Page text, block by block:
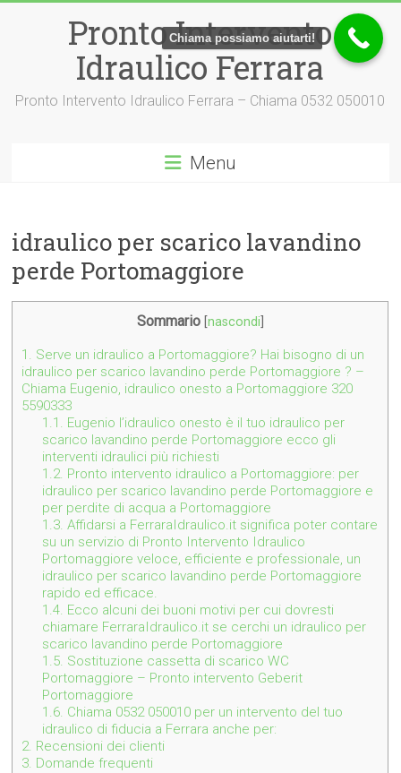
Pronto Intervento
Idraulico Ferrara
Pronto Intervento Idraulico Ferrara – Chiama 0532 050010
Menu
idraulico per scarico lavandino
perde Portomaggiore
Sommario nascondi
1. Serve un idraulico a Portomaggiore? Hai bisogno di un
idraulico per scarico lavandino perde Portomaggiore ? –
Chiama Eugenio, idraulico onesto a Portomaggiore 320
5590333
1.1. Eugenio l’idraulico onesto è il tuo idraulico per
scarico lavandino perde Portomaggiore ecco gli
interventi idraulici più richiesti
1.2. Pronto intervento idraulico a Portomaggiore: per
idraulico per scarico lavandino perde Portomaggiore e
per perdite di acqua a Portomaggiore
1.3. Affidarsi a FerraraIdraulico.it significa poter contare
su un servizio di Pronto Intervento Idraulico
Portomaggiore veloce, efficiente e professionale, un
idraulico per scarico lavandino perde Portomaggiore
rapido ed efficace.
1.4. Ecco alcuni dei buoni motivi per cui dovresti
chiamare FerraraIdraulico.it se cerchi un idraulico per
scarico lavandino perde Portomaggiore
1.5. Sostituzione cassetta di scarico WC
Portomaggiore – Pronto intervento Geberit
Portomaggiore
1.6. Chiama 0532 050010 per un intervento del tuo
idraulico di fiducia a Ferrara anche per:
2. Recensioni dei clienti
3. Domande frequenti
Chiama possiamo aiutarti!